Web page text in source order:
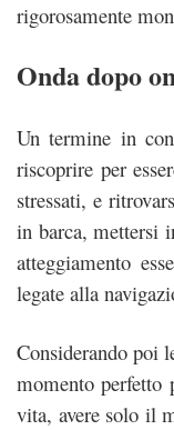
rigorosamente
Onda dopo
Un termine in
riscoprire per
stressati, e
in barca, mettersi
atteggiamento
legate alla
Considerando poi
momento perfetto
vita, avere solo il